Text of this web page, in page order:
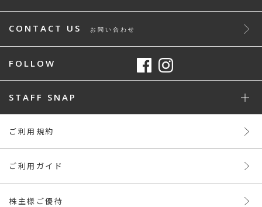
CONTACT US お問い合わせ
FOLLOW
STAFF SNAP
ご利用規約
ご利用ガイド
株主様ご優待